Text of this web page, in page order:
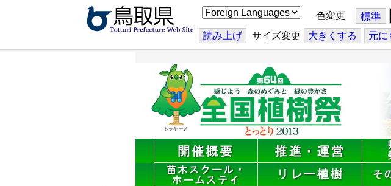
こ
の
ジ
を
色変更 標準
読み上げ サイズ変更 大きくする 元に